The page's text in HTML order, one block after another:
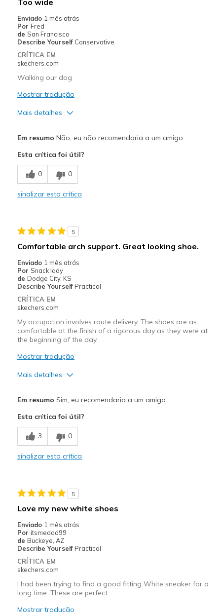
Width
Sizing
View On Shoes
I'm Into Shoes
Enviado 1 mês atrás
Por Fred
de San Francisco
Describe Yourself Conservative
CRÍTICA EM
skechers.com
Walking our dog
Mostrar tradução
Mais detalhes
Durable
Stylish
Feels full size too big
View On Shoes
Shoes are for Wearing
Em resumo Não, eu não recomendaria a um amigo
Esta crítica foi útil?
0 0
sinalizar esta crítica
5
Comfortable arch support. Great looking shoe.
Enviado 1 mês atrás
Por Snack lady
de Dodge City, KS
Describe Yourself Practical
CRÍTICA EM
skechers.com
My occupation involves route delivery. The shoes are as
comfortable at the finish of a rigorous day as they were at
the beginning of the day.
Mostrar tradução
Mais detalhes
Comfortable
Melhores utilizações
Casual Wear
View On Shoes
I'm Into Shoes
Em resumo Sim, eu recomendaria a um amigo
Esta crítica foi útil?
3 0
sinalizar esta crítica
5
Love my new white shoes
Enviado 1 mês atrás
Por itsmeddd99
de Buckeye, AZ
Describe Yourself Practical
CRÍTICA EM
skechers.com
I had been trying to find a good fitting White sneaker for a
long time. These are perfect
Mostrar tradução